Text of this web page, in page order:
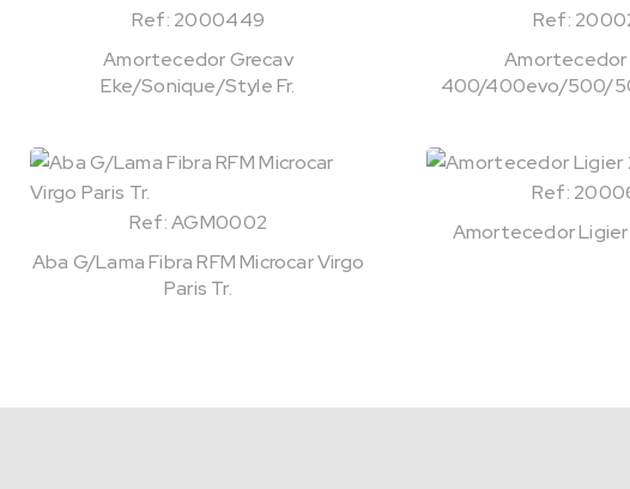
Ref: 2000449
Amortecedor Grecav
Eke/Sonique/Style Fr.
Ref:
Amortecedor
400/400evo/500/
Ref: AGM0002
Aba G/Lama Fibra RFM Microcar Virgo
Paris Tr.
Ref:
Amortecedor Ligier